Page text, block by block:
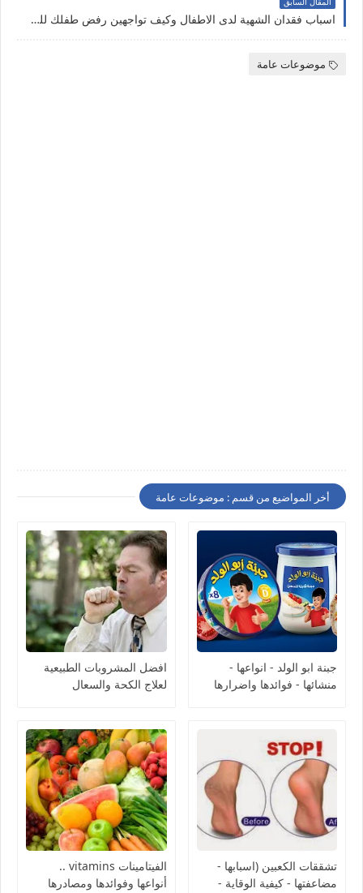
اسباب فقدان الشهية لدى الاطفال وكيف تواجهين رفض طفلك للطعام
موضوعات عامة
أخر المواضيع من قسم : موضوعات عامة
جبنة ابو الولد - انواعها -
منشائها - فوائدها واضرارها
افضل المشروبات الطبيعية
لعلاج الكحة والسعال
تشققات الكعبين (اسبابها -
مضاعفتها - كيفية الوقاية -
الفيتامينات vitamins ..
أنواعها وفوائدها ومصادرها